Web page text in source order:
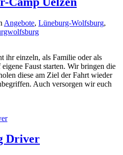
Angebote, Lüneburg-Wolfsburg,
ihr einzeln, als Familie oder als
Faust starten. Wir bringen die
diese am Ziel der Fahrt wieder
Auch versorgen wir euch
Driver